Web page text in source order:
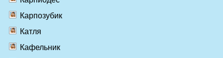
Карпозубик
Катля
Кафельник